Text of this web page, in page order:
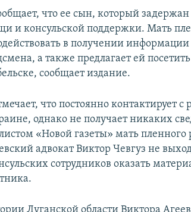
что ее сын, который
и консульской поддержки. Мать
в получении
а также предлагает ей
сообщает издание.
что постоянно контактирует с
однако не получает никаких
«Новой газеты» мать
адвокат Виктор Чевгуз не
сотрудников оказать